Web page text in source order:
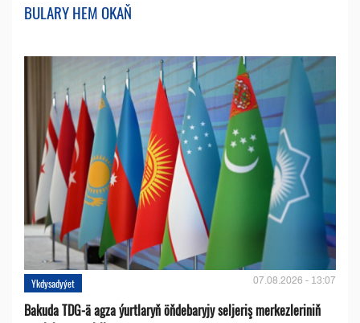
BULARY HEM OKAŇ
Ykdysadyýet 07.08.2026 - 13:07
Bakuda TDG-ä agza ýurtlaryň öňdebaryjy seljeriş merkezleriniň